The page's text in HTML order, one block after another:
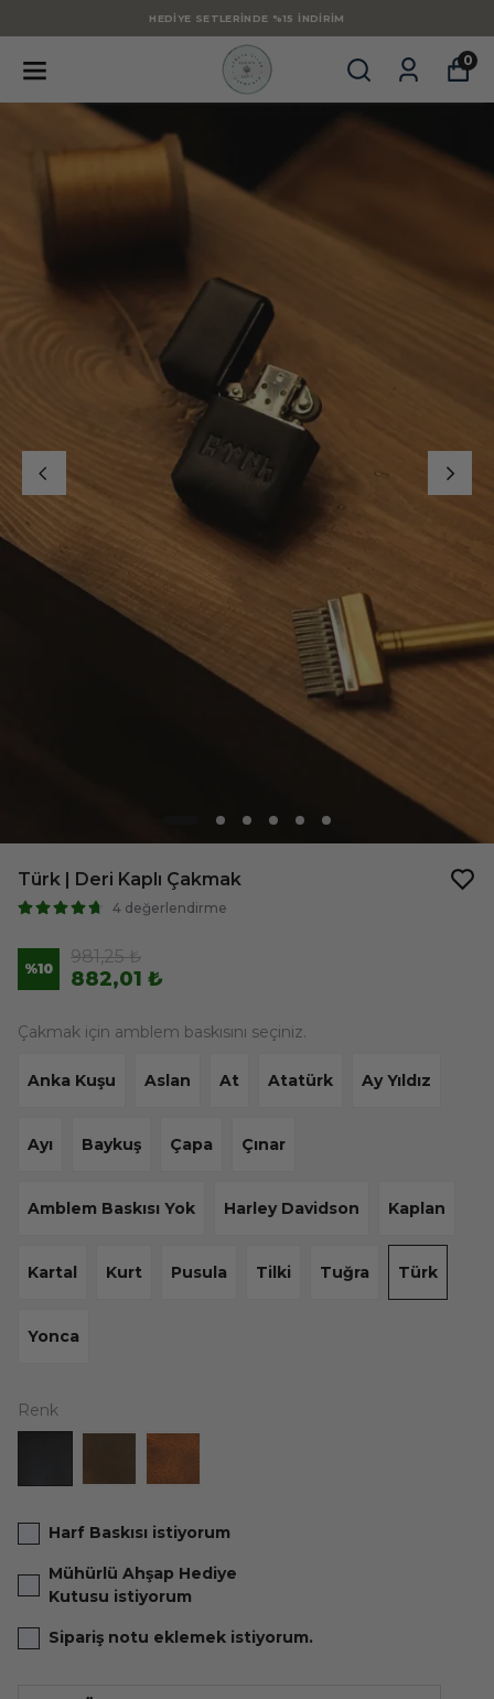
HEDIYE SETLERINDE %15 İNDIRIM
0
Türk | Deri Kaplı Çakmak
4 değerlendirme
%10
981,25 ₺
882,01 ₺
Çakmak için amblem baskısını seçiniz.
Anka Kuşu Aslan At Atatürk Ay Yıldız
Ayı Baykuş Çapa Çınar
Amblem Baskısı Yok Harley Davidson Kaplan
Kartal Kurt Pusula Tilki Tuğra Türk
Yonca
Renk
Harf Baskısı istiyorum
Mühürlü Ahşap Hediye
Kutusu istiyorum
Sipariş notu eklemek istiyorum.